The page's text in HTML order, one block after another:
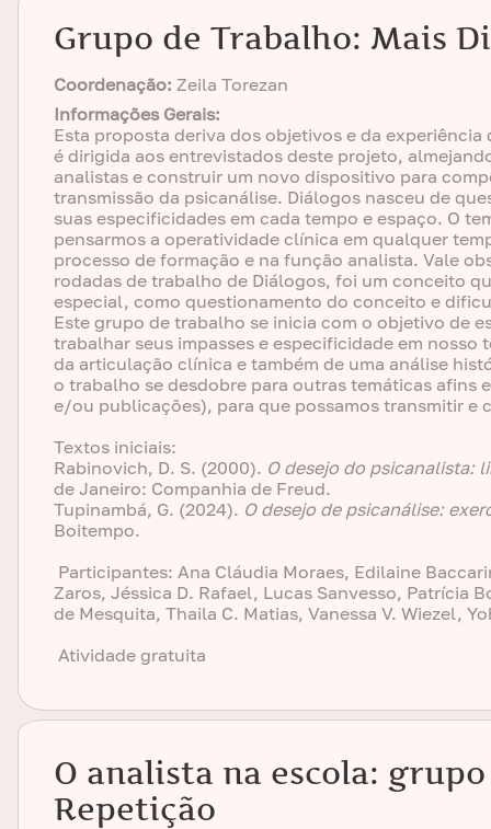
Grupo de Trabalho: Mais
Coordenação: Zeila Torezan
Informações Gerais:
Esta proposta deriva dos objetivos e da
é dirigida aos entrevistados deste projeto,
analistas e construir um novo dispositivo para
transmissão da psicanálise. Diálogos nasceu de
suas especificidades em cada tempo e espaço. O
pensarmos a operatividade clínica em qualquer
processo de formação e na função analista. Vale
rodadas de trabalho de Diálogos, foi um conceito
especial, como questionamento do conceito e
Este grupo de trabalho se inicia com o objetivo de
trabalhar seus impasses e especificidade em
da articulação clínica e também de uma análise
o trabalho se desdobre para outras temáticas afins
e/ou publicações), para que possamos transmitir e
Textos iniciais:
Rabinovich, D. S. (2000). O desejo do psicanalista:
de Janeiro: Companhia de Freud.
Tupinambá, G. (2024). O desejo de psicanálise:
Boitempo.
Participantes: Ana Cláudia Moraes, Edilaine
Zaros, Jéssica D. Rafael, Lucas Sanvesso, Patrícia
de Mesquita, Thaila C. Matias, Vanessa V. Wiezel,
Atividade gratuita
O analista na escola:
Repetição